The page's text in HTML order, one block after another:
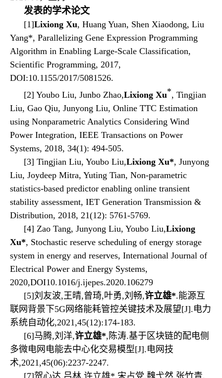
发表的学术论文
[1]Lixiong Xu, Huang Yuan, Shen Xiaodong, Liu
Yang*, Parallelizing Gene Expression Programming
Algorithm in Enabling Large-Scale Classification,
Scientific Programming, 2017,
DOI:10.1155/2017/5081526.
[2] Youbo Liu, Junbo Zhao,Lixiong Xu*, Tingjian
Liu, Gao Qiu, Junyong Liu, Online TTC Estimation
using Nonparametric Analytics Considering Wind
Power Integration, IEEE Transactions on Power
Systems, 2018, 34(1): 494-505.
[3] Tingjian Liu, Youbo Liu,Lixiong Xu*, Junyong
Liu, Joydeep Mitra, Yuting Tian, Non-parametric
statistics-based predictor enabling online transient
stability assessment, IET Generation Transmission &
Distribution, 2018, 21(12): 5761-5769.
[4] Zao Tang, Junyong Liu, Youbo Liu,Lixiong
Xu*, Stochastic reserve scheduling of energy storage
system in energy and reserves, International Journal of
Electrical Power and Energy Systems,
2020,DOI10.1016/j.ijepes.2020.106279
[5]刘友波,王晴, 曾琦,叶勇,刘畅,许立雄*.能源互
联网背景下5G网络能耗管控关键技术及展望[J].电力
系统自动化,2021,45(12):174-183.
[6]马腾,刘洋,许立雄*, 陈涛.基于区块链的配电侧
多微电网电能去中心化交易模型[J].电网技
术,2021,45(06):2237-2247.
[7]贺心达, 吕林,许立雄*,宋占党,魏弋然,张竹青.